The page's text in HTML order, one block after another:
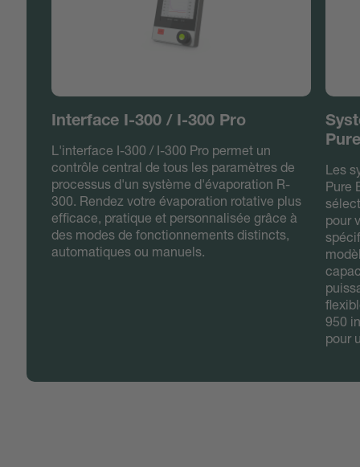
Interface I-300 / I-300 Pro
L'interface I-300 / I-300 Pro permet un
contrôle central de tous les paramètres de
processus d'un système d'évaporation R-
300. Rendez votre évaporation rotative plus
efficace, pratique et personnalisée grâce à
des modes de fonctionnements distincts,
automatiques ou manuels.
Les
Pure
pour
950
pour